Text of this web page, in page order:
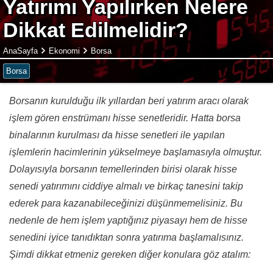
Yatırımı Yapılırken Nelere
Dikkat Edilmelidir?
AnaSayfa Ekonomi Borsa
Borsa
Borsanın kurulduğu ilk yıllardan beri yatırım aracı olarak
işlem gören enstrümanı hisse senetleridir. Hatta borsa
binalarının kurulması da hisse senetleri ile yapılan
işlemlerin hacimlerinin yükselmeye başlamasıyla olmuştur.
Dolayısıyla borsanın temellerinden birisi olarak hisse
senedi yatırımını ciddiye almalı ve birkaç tanesini takip
ederek para kazanabileceğinizi düşünmemelisiniz. Bu
nedenle de hem işlem yaptığınız piyasayı hem de hisse
senedini iyice tanıdıktan sonra yatırıma başlamalısınız.
Şimdi dikkat etmeniz gereken diğer konulara göz atalım: